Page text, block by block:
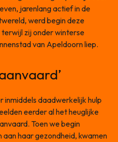
jarenlang actief in de
werd begin deze
zij onder winterse
van Apeldoorn liep.
inmiddels daadwerkelijk hulp
eerder al het heuglijke
Toen we begin
haar gezondheid, kwamen